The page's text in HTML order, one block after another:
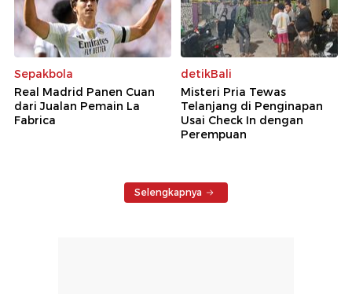
Sepakbola
Real Madrid Panen Cuan
dari Jualan Pemain La
Fabrica
detikBali
Misteri Pria Tewas
Telanjang di Penginapan
Usai Check In dengan
Perempuan
Selengkapnya